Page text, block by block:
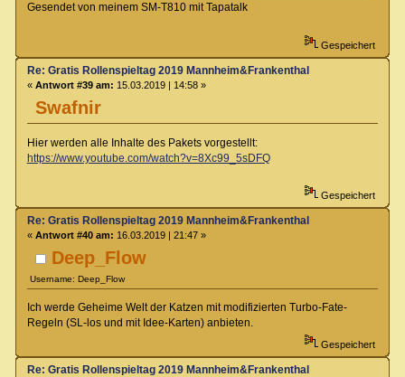
Gesendet von meinem SM-T810 mit Tapatalk
Gespeichert
Swafnir
Re: Gratis Rollenspieltag 2019 Mannheim&Frankenthal
« Antwort #39 am: 15.03.2019 | 14:58 »
Hier werden alle Inhalte des Pakets vorgestellt:
https://www.youtube.com/watch?v=8Xc99_5sDFQ
Gespeichert
Deep_Flow
Username: Deep_Flow
Re: Gratis Rollenspieltag 2019 Mannheim&Frankenthal
« Antwort #40 am: 16.03.2019 | 21:47 »
Ich werde Geheime Welt der Katzen mit modifizierten Turbo-Fate-
Regeln (SL-los und mit Idee-Karten) anbieten.
Gespeichert
Re: Gratis Rollenspieltag 2019 Mannheim&Frankenthal